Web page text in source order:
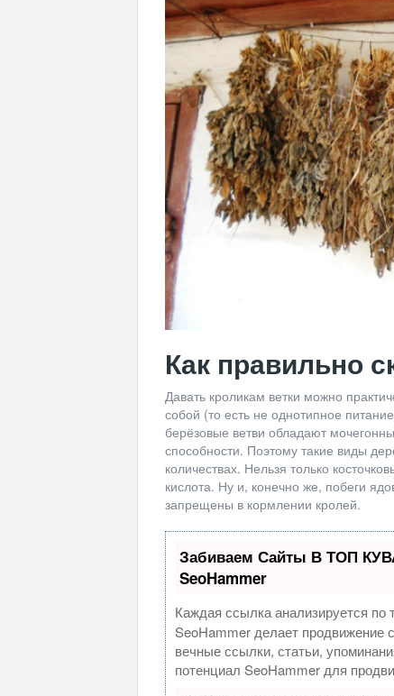
Как правильно
Давать кроликам ветки можно
собой (то есть не однотипное
берёзовые ветви обладают
способности. Поэтому такие виды
количествах. Нельзя только
кислота. Ну и, конечно же, побеги
запрещены в кормлении кролей.
Забиваем Сайты В ТОП
SeoHammer
Каждая ссылка анализируется по
SeoHammer делает продвижение
вечные ссылки, статьи,
потенциал SeoHammer для